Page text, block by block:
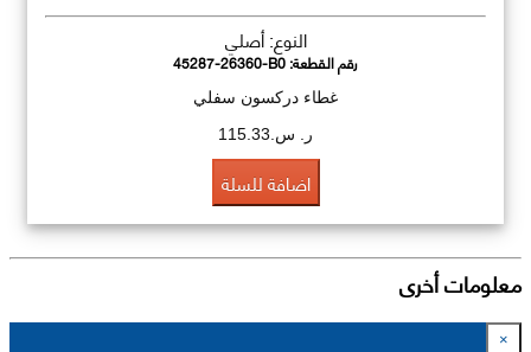
النوع: أصلي
رقم القطعة:45287-26360-B0
غطاء دركسون سفلي
ر. س.115.33
اضافة للسلة
معلومات أخرى
×